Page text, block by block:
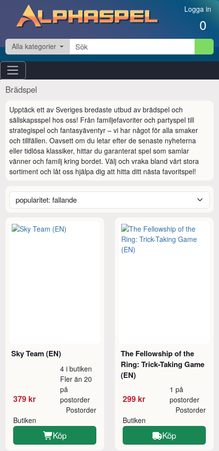
Hoppa till innehåll Logga in
0
Alla kategorier
Brädspel
Upptäck ett av Sveriges bredaste utbud av brädspel och
sällskapsspel hos oss! Från familjefavoriter och partyspel till
strategispel och fantasyäventyr – vi har något för alla smaker
och tillfällen. Oavsett om du letar efter de senaste nyheterna
eller tidlösa klassiker, hittar du garanterat spel som samlar
vänner och familj kring bordet. Välj och vraka bland vårt stora
sortiment och låt oss hjälpa dig att hitta ditt nästa favoritspel!
Sky Team (EN)
379 kr
4 i butiken
Fler än 20
på
postorder
Butiken
Postorder
Köp
The Fellowship of the
Ring: Trick-Taking Game
(EN)
299 kr
1 på
postorder
Butiken
Postorder
Köp